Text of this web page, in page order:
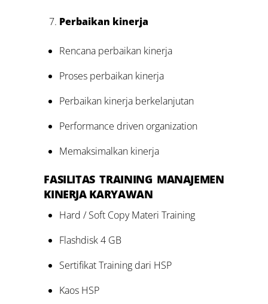
Perbaikan kinerja
Rencana perbaikan kinerja
Proses perbaikan kinerja
Perbaikan kinerja berkelanjutan
Performance driven organization
Memaksimalkan kinerja
FASILITASTRAINING MANAJEMEN
KINERJA KARYAWAN
Hard / Soft Copy Materi Training
Flashdisk 4 GB
Sertifikat Training dari HSP
Kaos HSP